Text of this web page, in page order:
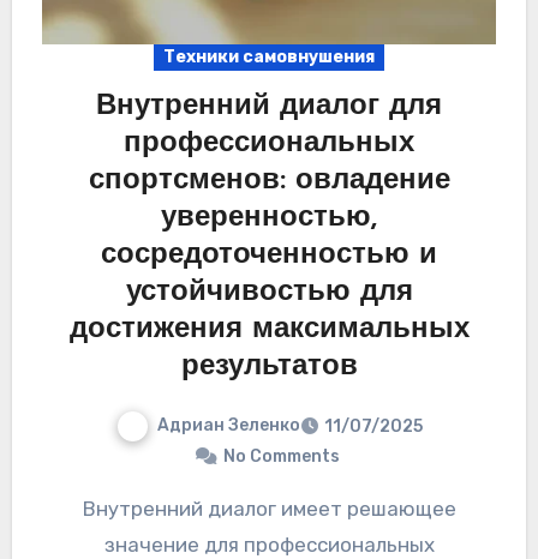
Техники самовнушения
Внутренний диалог для
профессиональных
спортсменов: овладение
уверенностью,
сосредоточенностью и
устойчивостью для
достижения максимальных
результатов
Адриан Зеленко
11/07/2025
No Comments
Внутренний диалог имеет решающее
значение для профессиональных